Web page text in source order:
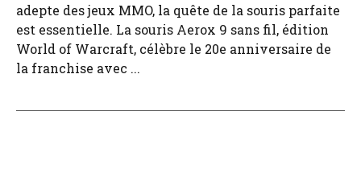
adepte des jeux MMO, la quête de la souris parfaite
est essentielle. La souris Aerox 9 sans fil, édition
World of Warcraft, célèbre le 20e anniversaire de
la franchise avec ...